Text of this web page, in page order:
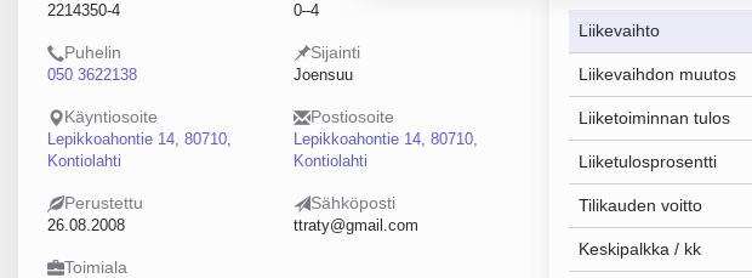
2214350-4 0–4
Puhelin
050 3622138
Sijainti
Joensuu
Käyntiosoite
Lepikkoahontie 14, 80710,
Kontiolahti
Postiosoite
Lepikkoahontie 14, 80710,
Kontiolahti
Perustettu
26.08.2008
Sähköposti
ttraty@gmail.com
Toimiala
Liikevaihto
Liikevaihdon muutos
Liiketoiminnan tulos
Liiketulosprosentti
Tilikauden voitto
Keskipalkka / kk